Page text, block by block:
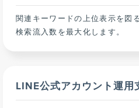
関連キーワードの上位表示を図
検索流入数を最大化します。
LINE公式アカウント運用